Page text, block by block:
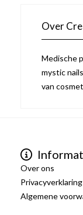
Over
Medische
mystic
van
Over ons
Privacyverklaring
Algemene